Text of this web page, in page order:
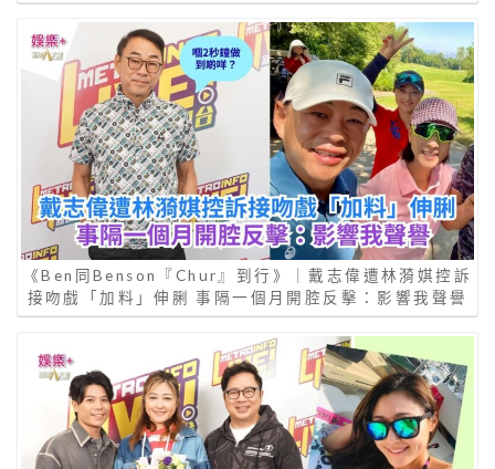
《Ben同Benson『Chur』到行》｜戴志偉遭林漪娸控訴
接吻戲「加料」伸脷 事隔一個月開腔反擊：影響我聲譽